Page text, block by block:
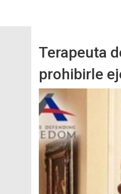
Terapeuta
prohibirle